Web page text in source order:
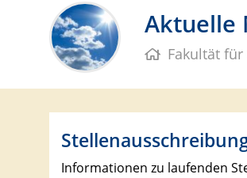
Aktuelle
Fakultät für
Informationen zu laufenden